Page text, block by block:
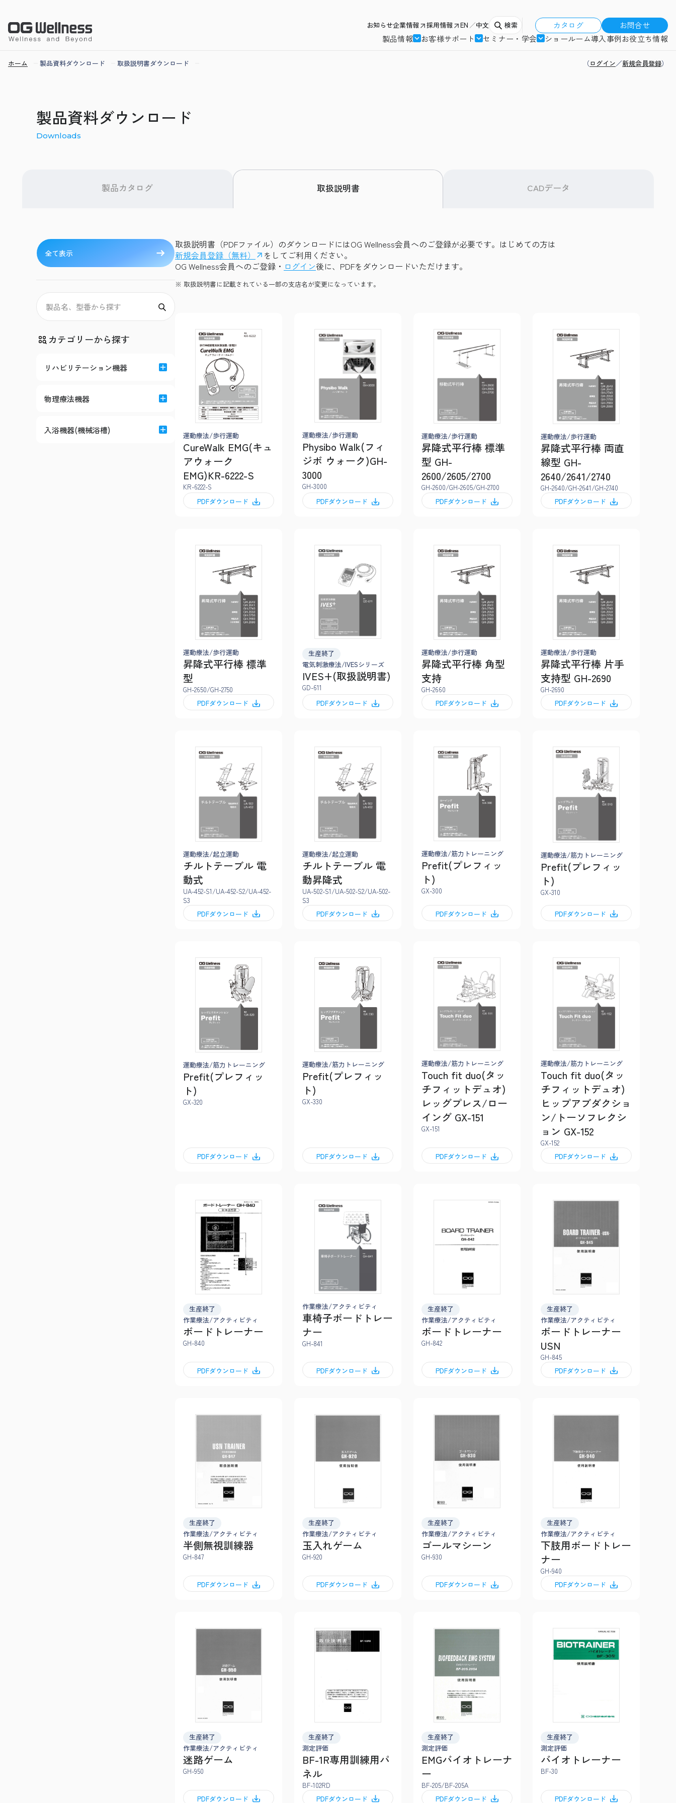
お知らせ企業情報 採用情報 EN 中文 検索 カタログ
お問合せ
製品情報
お客様サポート セミナー・学会 ショールーム導入事例お役立ち情報
ホーム 製品資料ダウンロード 取扱説明書ダウンロード （ログイン／新規会員登録）
製品資料ダウンロード
Downloads
製品カタログ 取扱説明書 CADデータ
全て表示
カテゴリーから探す
リハビリテーション機器
物理療法機器
入浴機器(機械浴槽)
取扱説明書（PDFファイル）のダウンロードにはOG Wellness会員へのご登録が必要です。はじめての方は
新規会員登録（無料）
をしてご利用ください。
OG Wellness会員へのご登録・ ログイン後に、PDFをダウンロードいただけます。
取扱説明書に記載されている一部の支店名が変更になっています。
運動療法/歩行運動
CureWalk EMG(キュ
アウォーク
EMG)KR-6222-S
KR-6222-S
PDFダウンロード
運動療法/歩行運動
Physibo Walk(フィ
ジボ ウォーク)GH-
3000
GH-3000
PDFダウンロード
運動療法/歩行運動
昇降式平行棒 標準
型 GH-
2600/2605/2700
GH-2600/GH-2605/GH-2700
PDFダウンロード
運動療法/歩行運動
昇降式平行棒 両直
線型 GH-
2640/2641/2740
GH-2640/GH-2641/GH-2740
PDFダウンロード
運動療法/歩行運動
昇降式平行棒 標準
型
GH-2650/GH-2750
PDFダウンロード
生産終了
電気刺激療法/IVESシリーズ
IVES+(取扱説明書)
GD-611
PDFダウンロード
運動療法/歩行運動
昇降式平行棒 角型
支持
GH-2660
PDFダウンロード
運動療法/歩行運動
昇降式平行棒 片手
支持型 GH-2690
GH-2690
PDFダウンロード
運動療法/起立運動
チルトテーブル 電
動式
UA-452-S1/UA-452-S2/UA-452-
S3
PDFダウンロード
運動療法/起立運動
チルトテーブル 電
動昇降式
UA-502-S1/UA-502-S2/UA-502-
S3
PDFダウンロード
運動療法/筋力トレーニング
Prefit(プレフィッ
ト)
GX-300
PDFダウンロード
運動療法/筋力トレーニング
Prefit(プレフィッ
ト)
GX-310
PDFダウンロード
運動療法/筋力トレーニング
Prefit(プレフィッ
ト)
GX-320
PDFダウンロード
運動療法/筋力トレーニング
Prefit(プレフィッ
ト)
GX-330
PDFダウンロード
運動療法/筋力トレーニング
Touch fit duo(タッ
チフィットデュオ)
レッグプレス/ロー
イング GX-151
GX-151
PDFダウンロード
運動療法/筋力トレーニング
Touch fit duo(タッ
チフィットデュオ)
ヒップアブダクショ
ン/トーソフレクシ
ョン GX-152
GX-152
PDFダウンロード
生産終了
作業療法/アクティビティ
ボードトレーナー
GH-840
PDFダウンロード
作業療法/アクティビティ
車椅子ボードトレー
ナー
GH-841
PDFダウンロード
生産終了
作業療法/アクティビティ
ボードトレーナー
GH-842
PDFダウンロード
生産終了
作業療法/アクティビティ
ボードトレーナー
USN
GH-845
PDFダウンロード
生産終了
作業療法/アクティビティ
半側無視訓練器
GH-847
PDFダウンロード
生産終了
作業療法/アクティビティ
玉入れゲーム
GH-920
PDFダウンロード
生産終了
作業療法/アクティビティ
ゴールマシーン
GH-930
PDFダウンロード
生産終了
作業療法/アクティビティ
下肢用ボードトレー
ナー
GH-940
PDFダウンロード
生産終了
作業療法/アクティビティ
迷路ゲーム
GH-950
PDFダウンロード
生産終了
測定評価
BF-1R専用訓練用パ
ネル
BF-102RD
PDFダウンロード
生産終了
測定評価
EMGバイオトレーナ
ー
BF-205/BF-205A
PDFダウンロード
生産終了
測定評価
バイオトレーナー
BF-30
PDFダウンロード